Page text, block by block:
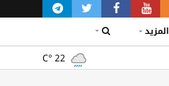
المزيد
C° 22